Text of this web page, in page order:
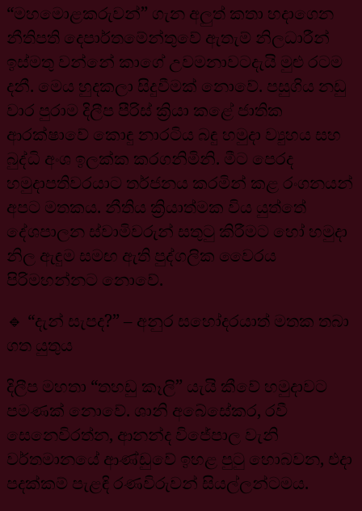
“මහමොළකරුවන්” ගැන අලුත් කතා හදාගෙන
නීතිපති දෙපාර්තමේන්තුවේ ඇතැම් නිලධාරීන්
ඉස්මතු වන්නේ කාගේ උවමනාවටදැයි මුළු රටම
දනී. මෙය හුදකලා සිදුවීමක් නොවේ. පසුගිය නඩු
වාර පුරාම දිලීප පීරිස් ක්‍රියා කළේ ජාතික
ආරක්ෂාවේ කොඳු නාරටිය බඳු හමුදා ව්‍යුහය සහ
බුද්ධි අංශ ඉලක්ක කරගනිමිනි. මීට පෙරද
හමුදාපතිවරයාට තර්ජනය කරමින් කළ රංගනයන්
අපට මතකය. නීතිය ක්‍රියාත්මක විය යුත්තේ
දේශපාලන ස්වාමිවරුන් සතුටු කිරීමට හෝ හමුදා
නිල ඇඳුම සමඟ ඇති පුද්ගලික වෛරය
පිරිමහන්නට නොවේ.
🔹 “දැන් සැපද?” – අනුර සහෝදරයාත් මතක තබා
ගත යුතුය
දිලීප මහතා “තහඩු කෑලි” යැයි කීවේ හමුදාවට
පමණක් නොවේ. ශානි අබේසේකර, රවී
සෙනෙවිරත්න, ආනන්ද විජේපාල වැනි
වර්තමානයේ ආණ්ඩුවේ ඉහළ පුටු හොබවන, එදා
පදක්කම් පැළඳි රණවිරුවන් සියල්ලන්ටමය.